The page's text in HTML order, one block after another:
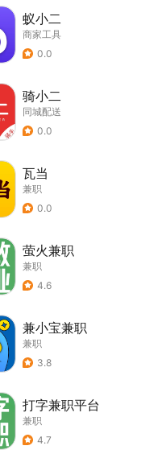
蚁小二
商家工具
0.0
骑小二
同城配送
0.0
瓦当
兼职
0.0
萤火兼职
兼职
4.6
兼小宝兼职
兼职
3.8
打字兼职平台
兼职
4.7